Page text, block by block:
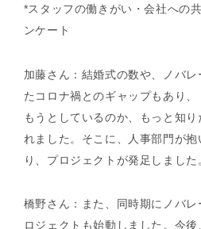
*スタッフの働きがい・会社への
ンケート
加藤さん：結婚式の数や、ノバ
たコロナ禍とのギャップもあり
もうとしているのか、もっと知
れました。そこに、人事部門が
り、プロジェクトが発足しました
橋野さん：また、同時期にノバ
ロジェクトも始動しました。今